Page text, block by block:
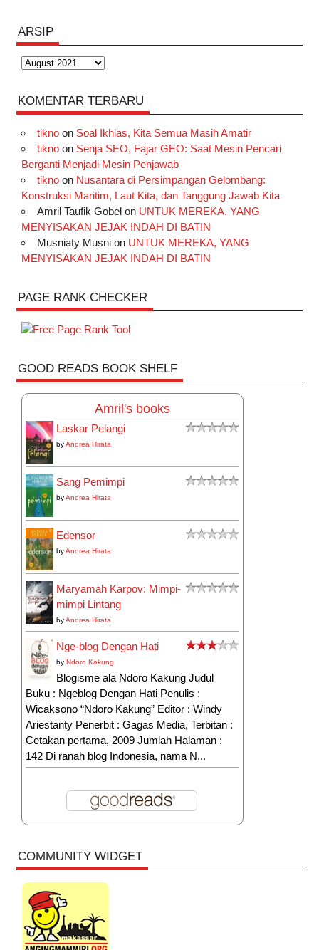
ARSIP
Arsip
KOMENTAR TERBARU
tiknoon Soal Ikhlas, Kita Semua Masih Amatir
tiknoon Senja SEO, Fajar GEO: Saat Mesin Pencari
Berganti Menjadi Mesin Penjawab
tiknoon Nusantara di Persimpangan Gelombang:
Konstruksi Maritim, Laut Kita, dan Tanggung Jawab Kita
Amril Taufik Gobelon UNTUK MEREKA, YANG
MENYISAKAN JEJAK INDAH DI BATIN
Musniaty Musnion UNTUK MEREKA, YANG
MENYISAKAN JEJAK INDAH DI BATIN
PAGE RANK CHECKER
GOOD READS BOOK SHELF
Amril's books
Laskar Pelangi
byAndrea Hirata
Sang Pemimpi
byAndrea Hirata
Edensor
byAndrea Hirata
Maryamah Karpov: Mimpi-
mimpi Lintang
byAndrea Hirata
Nge-blog Dengan Hati
by Ndoro Kakung
Blogisme ala Ndoro Kakung Judul
Buku : Ngeblog Dengan Hati Penulis :
Wicaksono “Ndoro Kakung” Editor : Windy
Ariestanty Penerbit : Gagas Media, Terbitan :
Cetakan pertama, 2009 Jumlah Halaman :
142 Di ranah blog Indonesia, nama N...
COMMUNITY WIDGET